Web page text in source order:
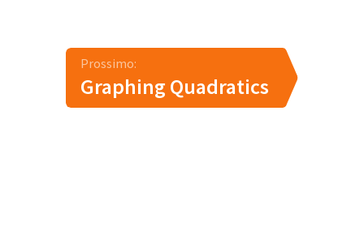
Prossimo:
Graphing Quadratics